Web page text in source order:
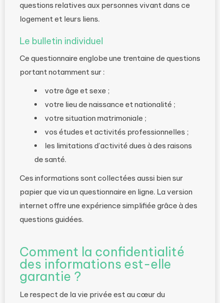
questions relatives aux personnes vivant dans ce
logement et leurs liens.
Le bulletin individuel
Ce questionnaire englobe une trentaine de questions
portant notamment sur :
votre âge et sexe ;
votre lieu de naissance et nationalité ;
votre situation matrimoniale ;
vos études et activités professionnelles ;
les limitations d’activité dues à des raisons
de santé.
Ces informations sont collectées aussi bien sur
papier que via un questionnaire en ligne. La version
internet offre une expérience simplifiée grâce à des
questions guidées.
Comment la confidentialité
des informations est-elle
garantie ?
Le respect de la vie privée est au cœur du